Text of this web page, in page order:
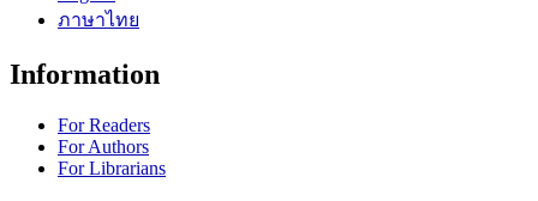
ภาษาไทย
Information
For Readers
For Authors
For Librarians